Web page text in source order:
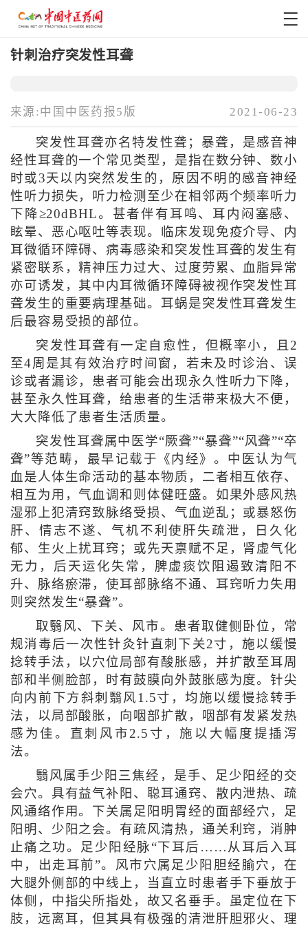
针刺治疗突发性耳聋
来源:中国中医药报5版 2021-06-23
突发性耳聋亦名特发性聋；暴聋，是感音神
经性耳聋的一个常见类型，是指在数分钟、数小
时或3天以内突然发生的，原因不明的感音神经
性听力损失，听力检测至少在相邻两个频率听力
下降≥20dBHL。甚者伴有耳鸣、耳内闷塞感、
眩晕、恶心呕吐等表现。临床发现免疫介导、内
耳微循环障碍、病毒感染和突发性耳聋的发生有
紧密联系，精神压力过大、过度劳累、血脂异常
亦可诱发，其中内耳微循环障碍被视作突发性耳
聋发生的重要病理基础。耳蜗是突发性耳聋发生
后最容易受损的部位。
突发性耳聋有一定自愈性，但概率小，且2
至4周是其有效治疗时间窗，若未及时诊治、误
诊或者漏诊，患者可能会出现永久性听力下降，
甚至永久性耳聋，给患者的生活带来极大不便，
大大降低了患者生活质量。
突发性耳聋属中医学“厥聋”“暴聋”“风聋”“卒
聋”等范畴，最早记载于《内经》。中医认为气
血是人体生命活动的基本物质，二者相互依存、
相互为用，气血调和则体健旺盛。如果外感风热
湿邪上犯清窍致脉络受损、气血逆乱；或暴怒伤
肝、情志不遂、气机不利使肝失疏泄，日久化
郁、生火上扰耳窍；或先天禀赋不足，肾虚气化
无力，后天运化失常，脾虚痰饮阻遏致清阳不
升、脉络瘀滞，使耳部脉络不通、耳窍听力失用
则突然发生“暴聋”。
取翳风、下关、风市。患者取健侧卧位，常
规消毒后一次性针灸针直刺下关2寸，施以缓慢
捻转手法，以穴位局部有酸胀感，并扩散至耳周
部和半侧脸部，时有鼓膜向外鼓胀感为度。针尖
向内前下方斜刺翳风1.5寸，均施以缓慢捻转手
法，以局部酸胀，向咽部扩散，咽部有发紧发热
感为佳。直刺风市2.5寸，施以大幅度提插泻
法。
翳风属手少阳三焦经，是手、足少阳经的交
会穴。具有益气补阳、聪耳通窍、散内泄热、疏
风通络作用。下关属足阳明胃经的面部经穴，足
阳明、少阳之会。有疏风清热，通关利窍，消肿
止痛之功。足少阳经脉“下耳后……从耳后入耳
中，出走耳前”。风市穴属足少阳胆经腧穴，在
大腿外侧部的中线上，当直立时患者手下垂放于
体侧，中指尖所指处，故又名垂手。虽定位在下
肢，远离耳，但其具有极强的清泄肝胆邪火、理